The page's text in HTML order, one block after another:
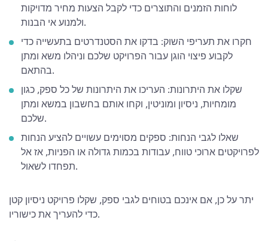
לוחות הזמנים והתוצרים כדי לקבל הצעות מחיר מדויקות
ולמנוע אי הבנות.
חקרו את תעריפי השוק: בדקו את הסטנדרטים בתעשייה כדי
לקבוע פיצוי הוגן עבור הפרויקט שלכם וניהלו משא ומתן
בהתאם.
שקלו את היתרונות: העריכו את היתרונות של כל ספק, כגון
מומחיות, ניסיון ומוניטין, וקחו אותם בחשבון במשא ומתן
שלכם.
שאלו לגבי הנחות: ספקים מסוימים עשויים להציע הנחות
לפרויקטים ארוכי טווח, עבודות בכמות גדולה או הפניות, אז אל
תפחדו לשאול.
יתר על כן, אם אינכם בטוחים לגבי ספק, שקלו פרויקט ניסיון קטן
כדי להעריך את כישוריו.